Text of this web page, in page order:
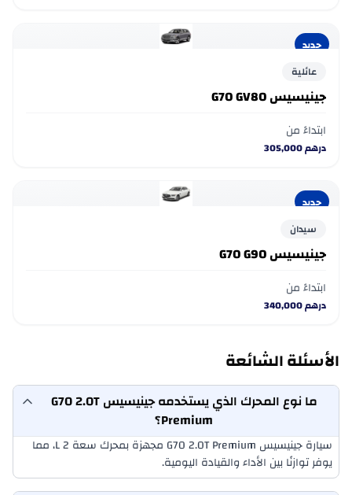
جديد
عائلية
جينيسيس G70 GV80
ابتداءً من
درهم305,000
جديد
سيدان
جينيسيس G70 G90
ابتداءً من
درهم340,000
الأسئلة الشائعة
ما نوع المحرك الذي يستخدمه جينيسيس G70 2.0T
Premium؟
سيارة جينيسيس G70 2.0T Premium مجهزة بمحرك سعة 2 L، مما
يوفر توازنًا بين الأداء والقيادة اليومية.